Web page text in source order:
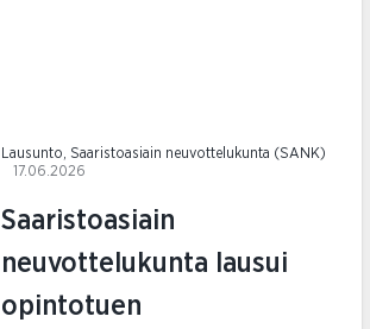
Lausunto, Saaristoasiain neuvottelukunta (SANK)
17.06.2026
Saaristoasiain
neuvottelukunta lausui
opintotuen